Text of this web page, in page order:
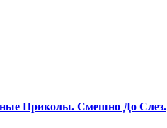
Приколы. Смешно До Слез.